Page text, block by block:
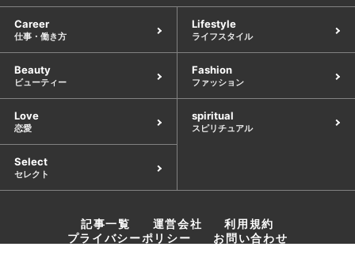
Career
仕事・働き方
Lifestyle
ライフスタイル
Beauty
ビューティー
Fashion
ファッション
Love
恋愛
spiritual
スピリチュアル
Select
セレクト
記事一覧 運営会社
利用規約
プライバシーポリシー
お問い合わせ